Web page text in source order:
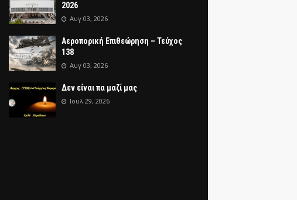
2026
Αυγ 03, 2026
Αεροπορική Επιθεώρηση – Τεύχος
138
Αυγ 03, 2026
Δεν είναι πα μαζί μας
Ιουλ 29, 2026